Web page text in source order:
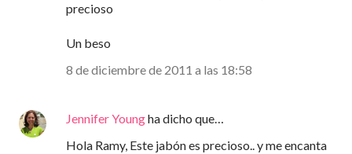
precioso
Un beso
8 de diciembre de 2011 a las 18:58
Jennifer Youngha dicho que…
Hola Ramy, Este jabón es precioso.. y me encanta